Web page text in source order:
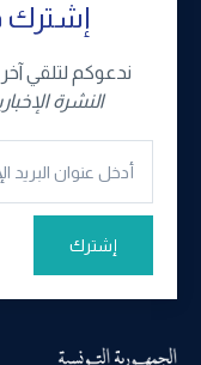
إشترك
ندعوكم لتلقي
النشرة
إشترك